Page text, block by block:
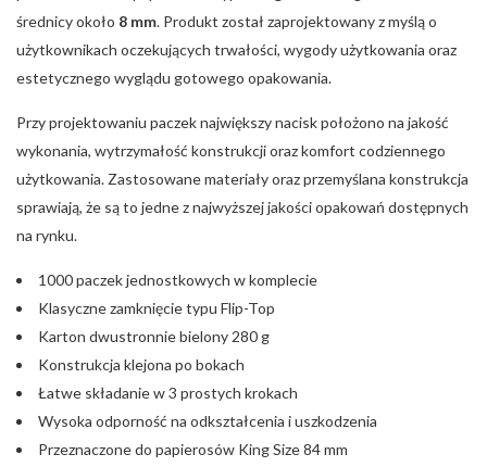
średnicy około 8 mm. Produkt został zaprojektowany z myślą o
użytkownikach oczekujących trwałości, wygody użytkowania oraz
estetycznego wyglądu gotowego opakowania.
Przy projektowaniu paczek największy nacisk położono na jakość
wykonania, wytrzymałość konstrukcji oraz komfort codziennego
użytkowania. Zastosowane materiały oraz przemyślana konstrukcja
sprawiają, że są to jedne z najwyższej jakości opakowań dostępnych
na rynku.
1000 paczek jednostkowych w komplecie
Klasyczne zamknięcie typu Flip-Top
Karton dwustronnie bielony 280 g
Konstrukcja klejona po bokach
Łatwe składanie w 3 prostych krokach
Wysoka odporność na odkształcenia i uszkodzenia
Przeznaczone do papierosów King Size 84 mm